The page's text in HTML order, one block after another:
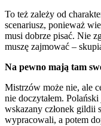
To też zależy od
scenariusz, ponieważ
musi dobrze pisać. Nie
muszę zajmować –
Na pewno mają tam
Mistrzów może nie, ale
nie doczytałem.
wskazany członek gildii
wypracowali, a potem